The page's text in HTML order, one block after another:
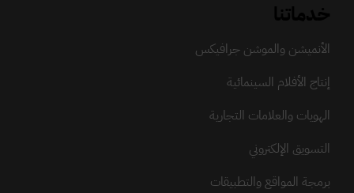
الأنميشن والموشن جرافيكس
إنتاج الأفلام السينمائية
الهويات والعلامات التجارية
التسويق الإلكتروني
برمجة المواقع والتطبيقات